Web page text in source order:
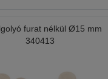
furat nélkül Ø15 mm
340413